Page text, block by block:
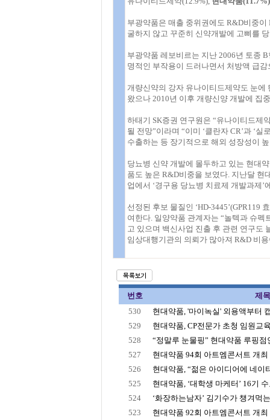
부광약품은 매출 중위권에도 R&D비중
굴하지 않고 꾸준히 신약개발에 고삐를
부광약품 레보비르는 지난 2006년 토종
명적인 부작용이 드러나면서 처방액 급
개량신약의 강자 유나이티드제약도 눈에
왔으나 2010년 이후 개량신양 개발에 집
하태기 SK증권 연구원은 “유나이티드제
될 전망”이라며 “이미 ‘클란자 CR’과 ‘
수출하는 등 장기적으로 해외 성장성이
당뇨병 신약 개발에 몰두하고 있는 현대
품도 높은 R&D비중을 보였다. 지난달 현
업에서 ‘경구용 당뇨병 치료제 개발과제’
선정된 후보 물질인 ‘HD-3445’(GPR119
여한다. 일양약품 관계자는 “놀텍과 슈
고 있으며 백신사업 진출 후 관련 연구도
임상대행기관의 의뢰가 많아져 R&D 비
번호
제목
530
현대약품, '마이녹실' 외용액부터
529
현대약품, CP전문가 초청 임원교
528
“정말루 눈물핑” 현대약품 루핑점
527
현대약품 94회 아트엠콘서트 개
526
현대약품, “젊은 아이디어에 네이
525
현대약품, ‘대학생 마케터’ 16기
524
‘화장하는남자’ 김기수가 챙겨먹
523
현대약품 92회 아트엠콘서트 개최